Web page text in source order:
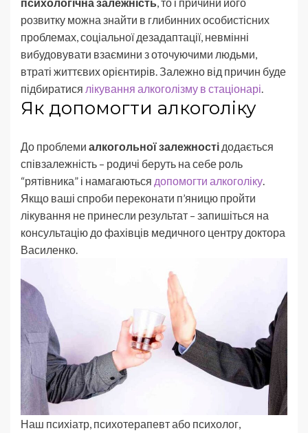
психологічна залежність, то і причини його
розвитку можна знайти в глибинних особистісних
проблемах, соціальної дезадаптації, невмінні
вибудовувати взаємини з оточуючими людьми,
втраті життєвих орієнтирів. Залежно від причин буде
підбиратися лікування алкоголізму в стаціонарі.
Як допомогти алкоголіку
До проблеми алкогольної залежності додається
співзалежність – родичі беруть на себе роль
“рятівника” і намагаються допомогти алкоголіку.
Якщо ваші спроби переконати п’яницю пройти
лікування не принесли результат – запишіться на
консультацію до фахівців медичного центру доктора
Василенко.
Наш психіатр, психотерапевт або психолог,